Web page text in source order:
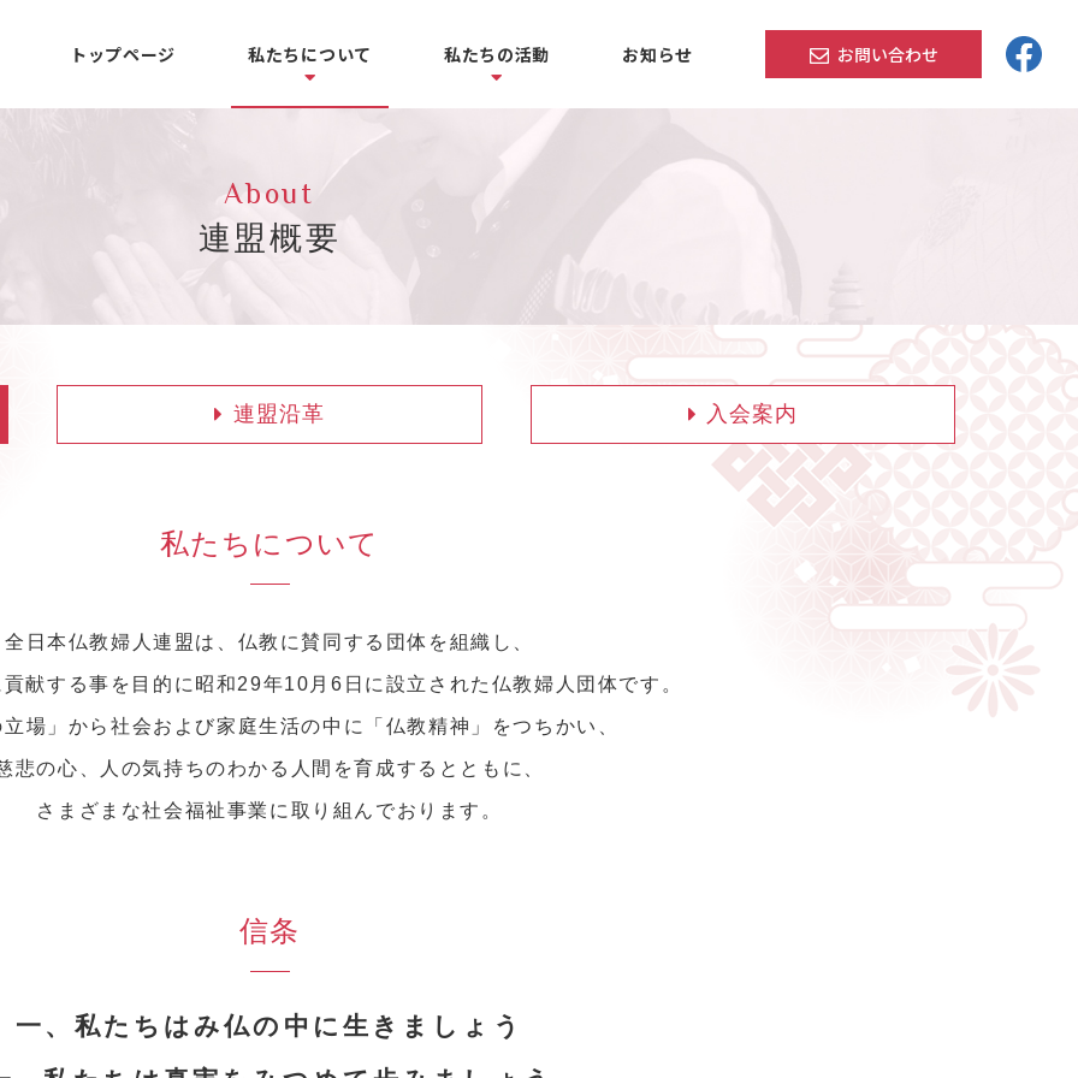
トップページ 私たちについて 私たちの活動 お知らせ お問い合わせ
About
連盟概要
連盟沿革 入会案内
私たちについて
全日本仏教婦人連盟は、仏教に賛同する団体を組織し、
献する事を目的に昭和29年10月6日に設立された仏教婦人団体です。
場」から社会および家庭生活の中に「仏教精神」をつちかい、
悲の心、人の気持ちのわかる人間を育成するとともに、
さまざまな社会福祉事業に取り組んでおります。
信条
一、私たちはみ仏の中に生きましょう